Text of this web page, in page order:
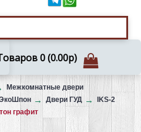
0 (0.00р)
Межкомнатные двери
Двери ГУД
IKS-2
графит